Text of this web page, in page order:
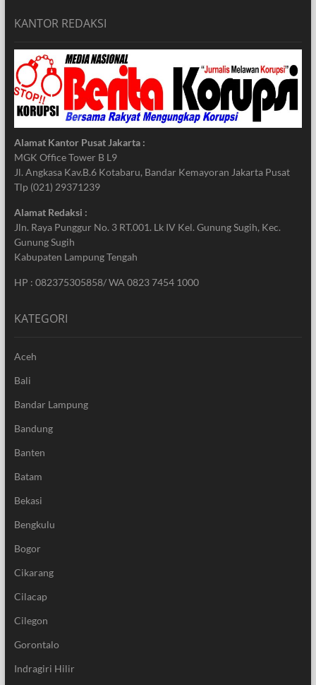
KANTOR REDAKSI
Alamat Kantor Pusat Jakarta :
MGK Office Tower B L9
Jl. Angkasa Kav.B.6 Kotabaru, Bandar Kemayoran Jakarta Pusat
Tlp (021) 29371239
Alamat Redaksi :
Jln. Raya Punggur No. 3 RT.001. Lk IV Kel. Gunung Sugih, Kec.
Gunung Sugih
Kabupaten Lampung Tengah
HP : 082375305858/ WA 0823 7454 1000
KATEGORI
Aceh
Bali
Bandar Lampung
Bandung
Banten
Batam
Bekasi
Bengkulu
Bogor
Cikarang
Cilacap
Cilegon
Gorontalo
Indragiri Hilir